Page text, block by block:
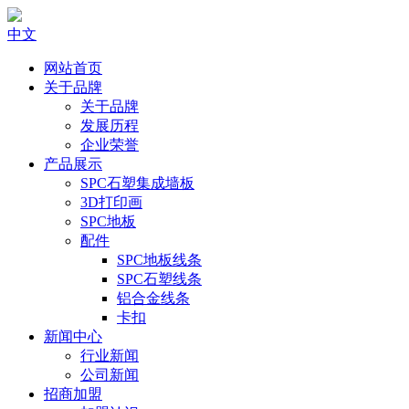
中文
网站首页
关于品牌
关于品牌
发展历程
企业荣誉
产品展示
SPC石塑集成墙板
3D打印画
SPC地板
配件
SPC地板线条
SPC石塑线条
铝合金线条
卡扣
新闻中心
行业新闻
公司新闻
招商加盟